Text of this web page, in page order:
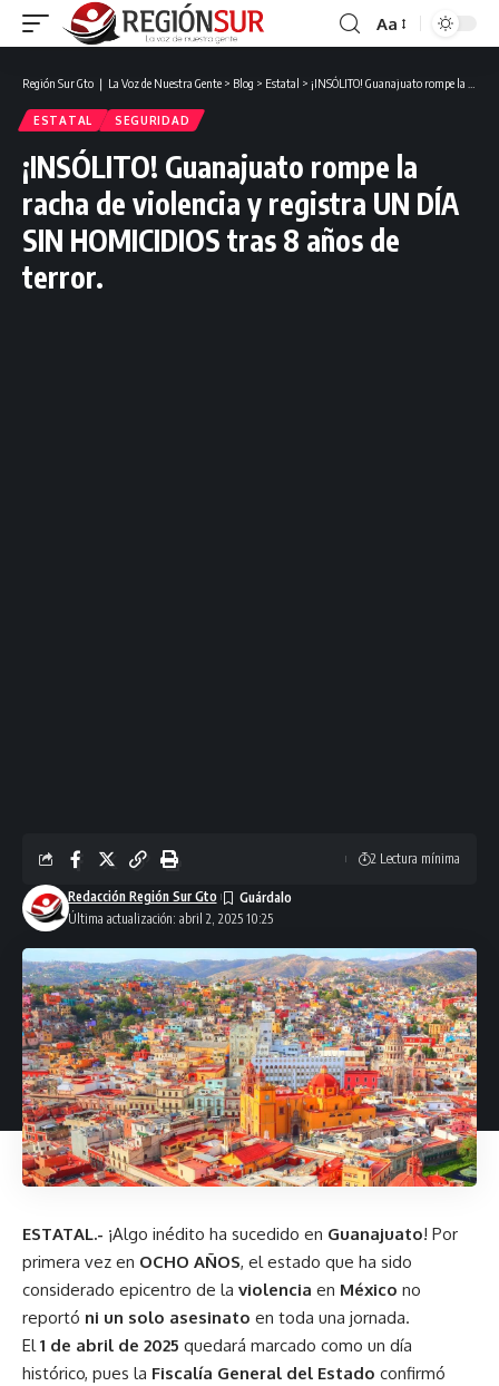
Aa
Región Sur Gto ❘ La Voz de Nuestra Gente > Blog > Estatal > ¡INSÓLITO! Guanajuato rompe la racha de violencia y registra UN DÍA SIN HOMICIDIOS tras 8 años de terror.
ESTATAL SEGURIDAD
¡INSÓLITO! Guanajuato rompe la
racha de violencia y registra UN DÍA
SIN HOMICIDIOS tras 8 años de
terror.
Última actualización: abril 2, 2025 10:25
Redacción Región Sur Gto
2 Lectura mínima
ESTATAL.- ¡Algo inédito ha sucedido en Guanajuato! Por
primera vez en OCHO AÑOS, el estado que ha sido
considerado epicentro de la violencia en México no
reportó ni un solo asesinato en toda una jornada.
El1 de abril de 2025 quedará marcado como un día
histórico, pues la Fiscalía General del Estado confirmó